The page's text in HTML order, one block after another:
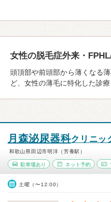
女性の脱毛症外来・
頭頂部や前頭部から薄くなる
ど、女性の薄毛に特化した診療
月森泌尿器科クリニッ
和歌山県田辺市明洋（芳養駅）
駐車場あり ネット予約
土曜（〜12:00）